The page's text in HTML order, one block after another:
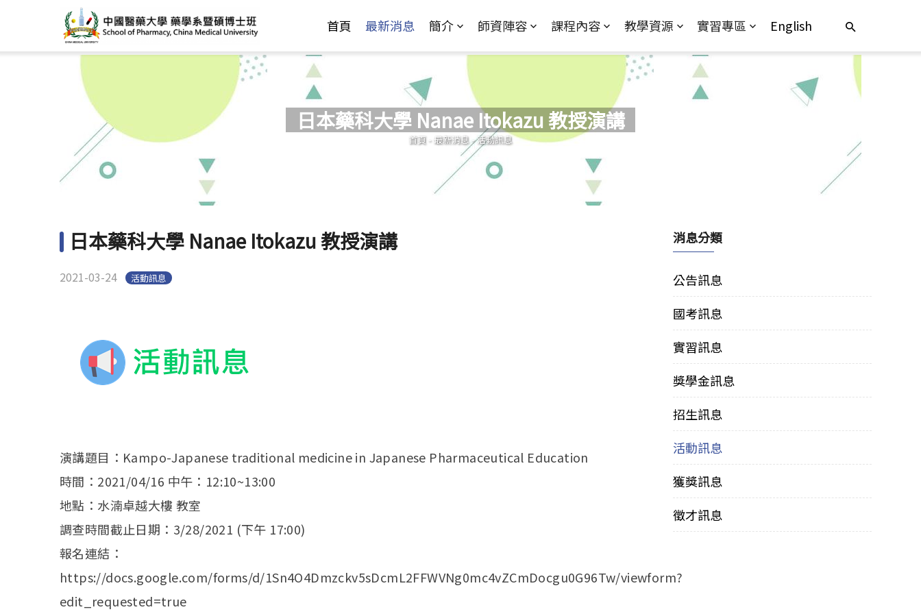
首頁 最新消息 簡介 師資陣容 課程內容 教學資源 實習專區 English
日本藥科大學 Nanae Itokazu 教授演講
您在這裡
首頁 - 最新消息-活動訊息
日本藥科大學 Nanae Itokazu 教授演講
2021-03-24 活動訊息
演講題目：Kampo-Japanese traditional medicine in Japanese Pharmaceutical Education
時間：2021/04/16 中午：12:10~13:00
地點：水湳卓越大樓 教室
調查時間截止日期：3/28/2021 (下午 17:00)
報名連結：
https://docs.google.com/forms/d/1Sn4O4Dmzckv5sDcmL2FFWVNg0mc4vZCmDocgu0G96Tw/viewform?
edit_requested=true
消息分類
公告訊息
國考訊息
實習訊息
獎學金訊息
招生訊息
活動訊息
獲獎訊息
徵才訊息